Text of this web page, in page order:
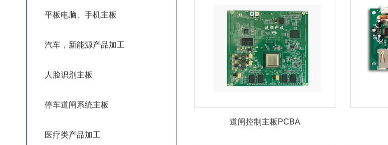
平板电脑、手机主板
汽车，新能源产品加工
人脸识别主板
停车道闸系统主板
医疗类产品加工
道闸控制主板PCBA